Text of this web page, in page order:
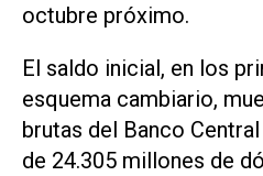
octubre próximo.
El saldo inicial, en los
esquema cambiario,
brutas del Banco
de 24.305 millones de